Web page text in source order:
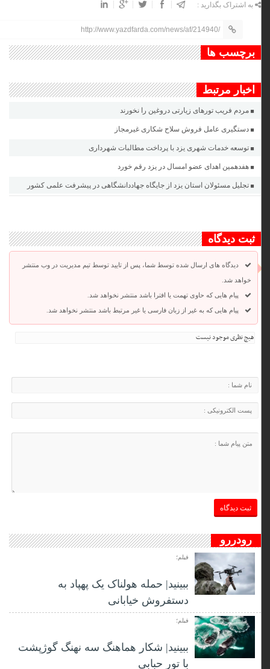
به اشتراک بگذارید :
http://www.yazdfarda.com/news/af/214940/
برچسب ها
اخبار مرتبط
مردم فریب تورهای زیارتی دروغین را نخورند
دستگیری عامل فروش سلاح شکاری غیرمجاز
توسعه خدمات شهری یزد با پرداخت مطالبات شهرداری
هفدهمین اهدای عضو امسال در یزد رقم خورد
تجلیل مسئولان استان یزد از جایگاه جهاددانشگاهی در پیشرفت علمی کشور
ثبت دیدگاه
دیدگاه های ارسال شده توسط شما، پس از تایید توسط تیم مدیریت در وب منتشر
خواهد شد.
پیام هایی که حاوی تهمت یا افترا باشد منتشر نخواهد شد.
پیام هایی که به غیر از زبان فارسی یا غیر مرتبط باشد منتشر نخواهد شد.
هیچ نظری موجود نیست
رودررو
فیلم؛
ببینید| حمله هولناک یک پهپاد به
دستفروش خیابانی
فیلم؛
ببینید| شکار هماهنگ سه نهنگ گوژپشت
با تور حبابی